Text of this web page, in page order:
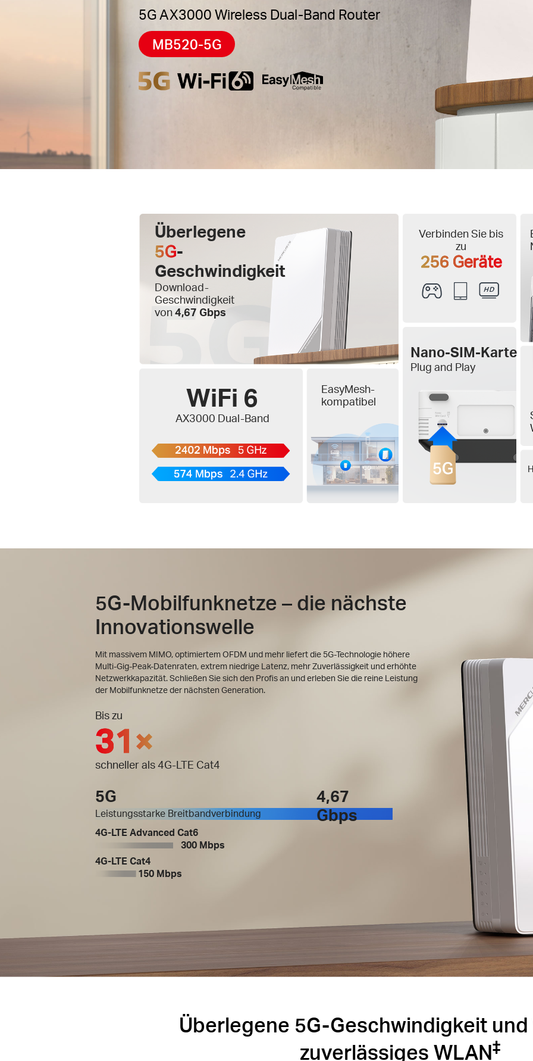
5G AX3000 Wireless Dual-Band Router
MB520-5G
Überlegene
5G-
Geschwindigkeit
Download-
Geschwindigkeit
von4,67 Gbps
Verbinden Sie bis
zu
256 Geräte
WiFi 6
AX3000 Dual-Band
EasyMesh-
kompatibel
Nano-SIM-Karte
Plug and Play
5G-Mobilfunknetze – die nächste
Innovationswelle
Mit massivem MIMO, optimiertem OFDM und mehr liefert die 5G-Technologie höhere
Multi-Gig-Peak-Datenraten, extrem niedrige Latenz, mehr Zuverlässigkeit und erhöhte
Netzwerkkapazität. Schließen Sie sich den Profis an und erleben Sie die reine Leistung
der Mobilfunknetze der nächsten Generation.
Bis zu
31×
schneller als 4G-LTE Cat4
5G
Leistungsstarke Breitbandverbindung
4,67
Gbps
4G-LTE Advanced Cat6
300 Mbps
4G-LTE Cat4
150 Mbps
Überlegene 5G-Geschwindigkeit und
zuverlässiges WLAN‡